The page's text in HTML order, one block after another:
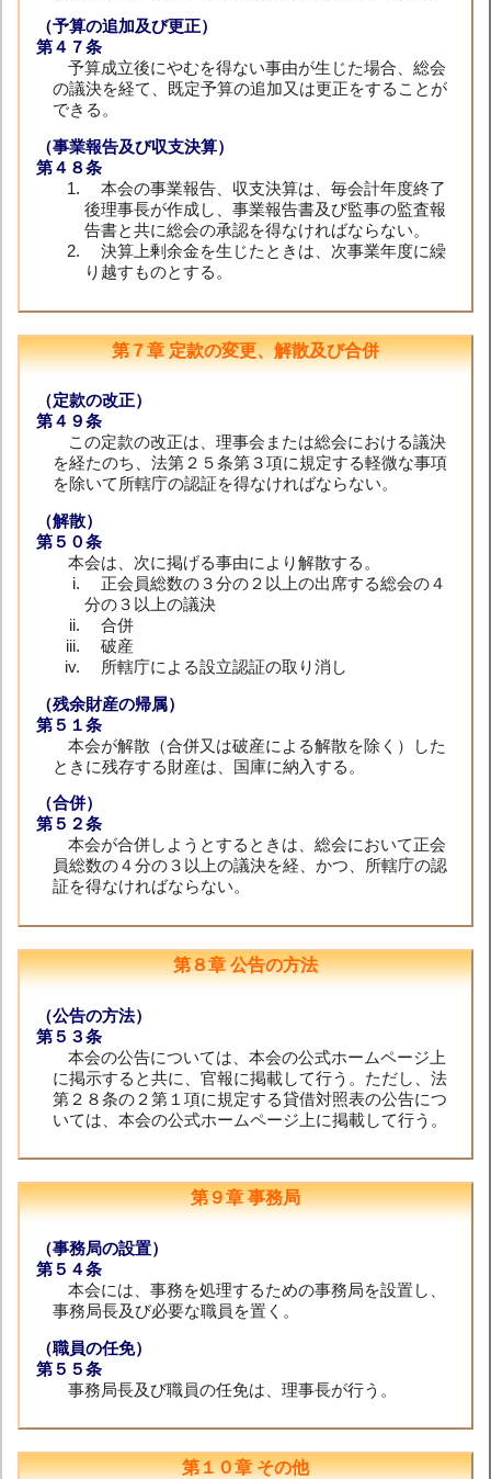
（予算の追加及び更正）
第４７条
予算成立後にやむを得ない事由が生じた場合、総会
の議決を経て、既定予算の追加又は更正をすることが
できる。
（事業報告及び収支決算）
第４８条
本会の事業報告、収支決算は、毎会計年度終了
後理事長が作成し、事業報告書及び監事の監査報
告書と共に総会の承認を得なければならない。
決算上剰余金を生じたときは、次事業年度に繰
り越すものとする。
第７章 定款の変更、解散及び合併
（定款の改正）
第４９条
この定款の改正は、理事会または総会における議決
を経たのち、法第２５条第３項に規定する軽微な事項
を除いて所轄庁の認証を得なければならない。
（解散）
第５０条
本会は、次に掲げる事由により解散する。
正会員総数の３分の２以上の出席する総会の４
分の３以上の議決
合併
破産
所轄庁による設立認証の取り消し
（残余財産の帰属）
第５１条
本会が解散（合併又は破産による解散を除く）した
ときに残存する財産は、国庫に納入する。
（合併）
第５２条
本会が合併しようとするときは、総会において正会
員総数の４分の３以上の議決を経、かつ、所轄庁の認
証を得なければならない。
第８章 公告の方法
（公告の方法）
第５３条
本会の公告については、本会の公式ホームページ上
に掲示すると共に、官報に掲載して行う。ただし、法
第２８条の２第１項に規定する貸借対照表の公告につ
いては、本会の公式ホームページ上に掲載して行う。
第９章 事務局
（事務局の設置）
第５４条
本会には、事務を処理するための事務局を設置し、
事務局長及び必要な職員を置く。
（職員の任免）
第５５条
事務局長及び職員の任免は、理事長が行う。
第１０章 その他